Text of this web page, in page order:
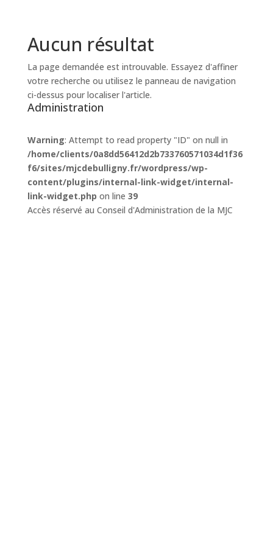
Aucun résultat
La page demandée est introuvable. Essayez d'affiner
votre recherche ou utilisez le panneau de navigation
ci-dessus pour localiser l'article.
Administration
Warning: Attempt to read property "ID" on null in
/home/clients/0a8dd56412d2b733760571034d1f36
f6/sites/mjcdebulligny.fr/wordpress/wp-
content/plugins/internal-link-widget/internal-
link-widget.php on line 39
Accès réservé au Conseil d'Administration de la MJC